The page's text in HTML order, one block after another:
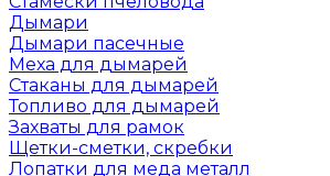
Дымари
Дымари пасечные
Меха для дымарей
Стаканы для дымарей
Топливо для дымарей
Захваты для рамок
Щетки-сметки, скребки
Лопатки для меда металл